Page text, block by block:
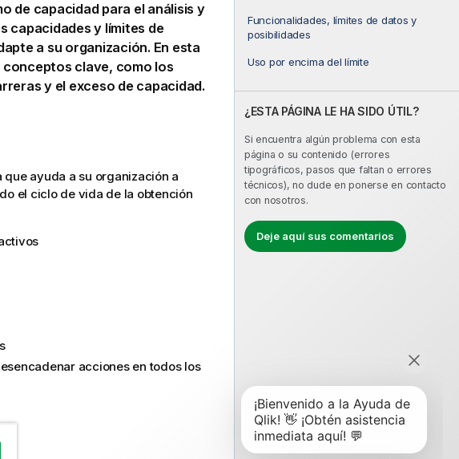
Funcionalidades, límites de datos y
posibilidades
Uso por encima del límite
¿ESTA PÁGINA LE HA SIDO ÚTIL?
Si encuentra algún problema con esta
página o su contenido (errores
tipográficos, pasos que faltan o errores
técnicos), no dude en ponerse en contacto
con nosotros.
Deje aquí sus comentarios
de capacidad para el análisis y
capacidades y límites de
a su organización. En esta
conceptos clave, como los
y el exceso de capacidad.
ayuda a su organización a
el ciclo de vida de la obtención
acciones en todos los